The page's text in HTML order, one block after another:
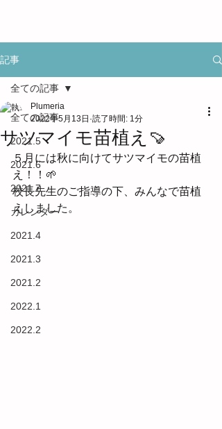
記事
全ての記事
2021.5
2021.6
2021.7
カレンダー
2021.4
2021.3
2021.2
2022.1
2022.2
全ての記事
サツマイモ苗植え🍠
Plumeria
2022年5月13日 読了時間: 1分
５月には秋に向けてサツマイモの苗植
え！！🌱
校長先生のご指導の下、みんなで苗植
えしました。